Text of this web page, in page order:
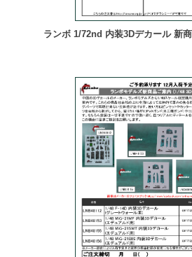
ランボ 1/72nd 内装3Dデカール 新